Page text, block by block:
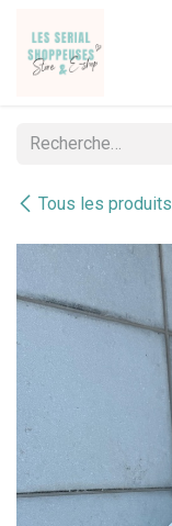
Tous les produits